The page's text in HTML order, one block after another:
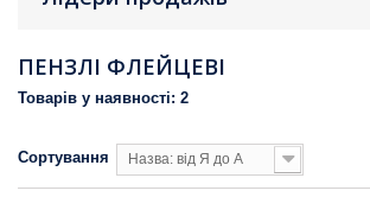
ПЕНЗЛІ ФЛЕЙЦЕВІ
Товарів у наявності: 2
Сортування Назва: від Я до А